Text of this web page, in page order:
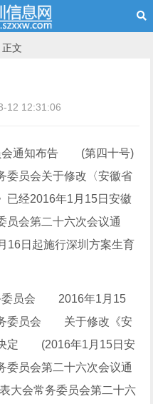
正文
12 12:31:06
会通知布告 (第四十号)
员会关于修改〈安徽省
已经2016年1月15日安徽
员会第二十六次会议通
16日起施行深圳方案生育
员会 2016年1月15
委员会 关于修改《安
决定 (2016年1月15日安
委员会第二十六次会议通
会常务委员会第二十六